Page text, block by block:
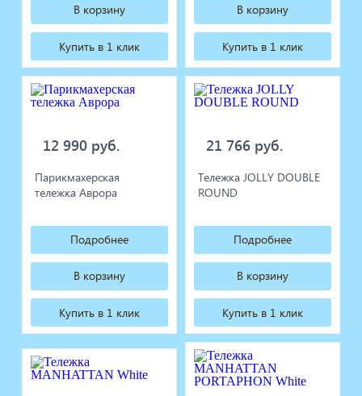
В корзину
Купить в 1 клик
В корзину
Купить в 1 клик
12 990 руб.
Парикмахерская
тележка Аврора
Подробнее
В корзину
Купить в 1 клик
21 766 руб.
Тележка JOLLY DOUBLE
ROUND
Подробнее
В корзину
Купить в 1 клик